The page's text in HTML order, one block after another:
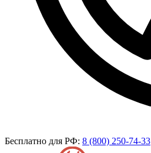
Бесплатно для РФ: 8 (800) 250-74-33